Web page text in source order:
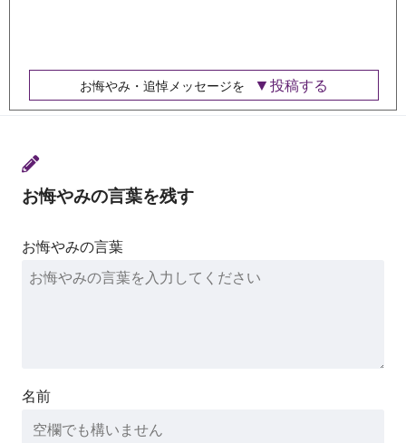
お悔やみ・追悼メッセージを 投稿する
お悔やみの言葉を残す
お悔やみの言葉
名前